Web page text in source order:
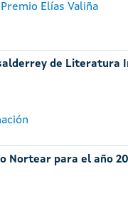
Premio Elías Valiña
de
Nortear para el año